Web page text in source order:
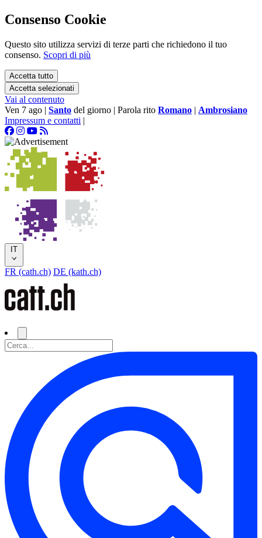
Consenso Cookie
Questo sito utilizza servizi di terze parti che richiedono il tuo
consenso. Scopri di più
Accetta tutto
Accetta selezionati
Vai al contenuto
Ven 7 ago | Santo del giorno | Parola rito Romano | Ambrosiano
Impressum e contatti |
IT
FR (cath.ch) DE (kath.ch)